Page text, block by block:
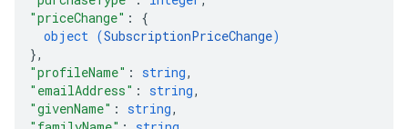
"priceChange" : {
object (SubscriptionPriceChange)
},
"profileName" : string,
"emailAddress" : string,
"givenName" : string,